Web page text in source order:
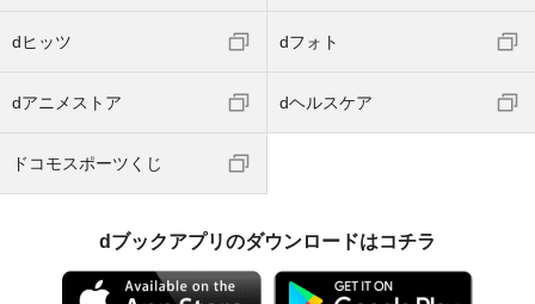
dヒッツ dフォト
dアニメストア dヘルスケア
ドコモスポーツくじ
dブックアプリのダウンロードはコチラ